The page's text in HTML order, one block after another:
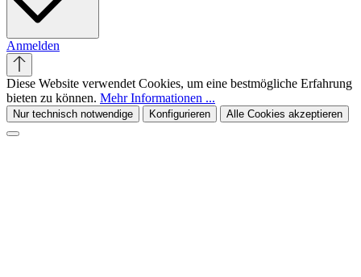
Anmelden
Diese Website verwendet Cookies, um eine bestmögliche Erfahrung
bieten zu können. Mehr Informationen ...
Nur technisch notwendige Konfigurieren Alle Cookies akzeptieren